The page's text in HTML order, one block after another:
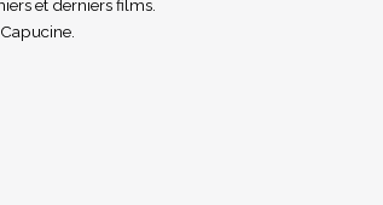
et derniers films.